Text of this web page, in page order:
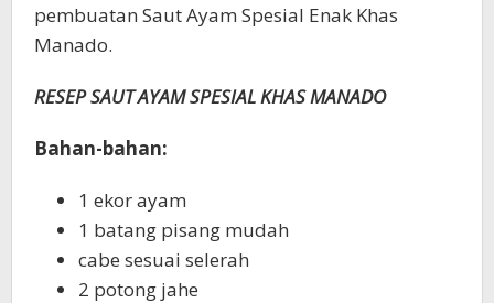
pembuatan Saut Ayam Spesial Enak Khas
Manado.
RESEP SAUT AYAM SPESIAL KHAS MANADO
Bahan-bahan:
1 ekor ayam
1 batang pisang mudah
cabe sesuai selerah
2 potong jahe